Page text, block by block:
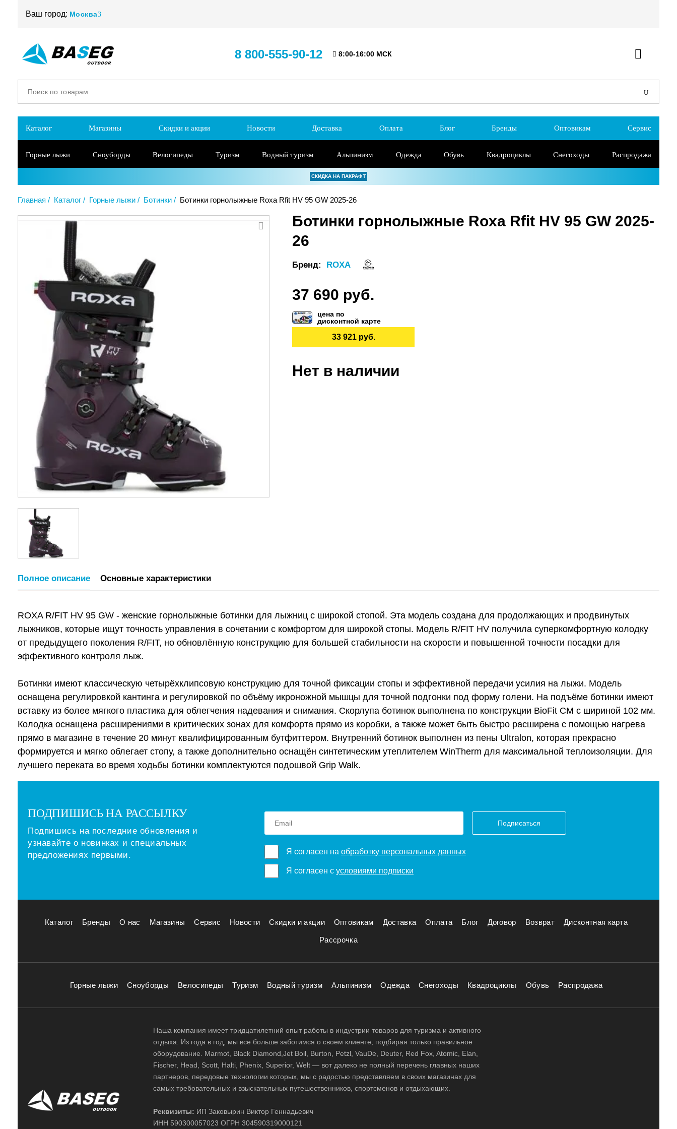
Ваш город: Москва
8 800-555-90-12 8:00-16:00 МСК
Каталог Магазины Скидки и акции Новости Доставка Оплата Блог Бренды Оптовикам Сервис
Горные лыжи Сноуборды Велосипеды Туризм Водный туризм Альпинизм Одежда Обувь Квадроциклы Снегоходы Распродажа
СКИДКА НА ПАКРАФТ
Главная Каталог Горные лыжи Ботинки Ботинки горнолыжные Roxa Rfit HV 95 GW 2025-26
Ботинки горнолыжные Roxa Rfit HV 95 GW 2025-
26
Бренд: ROXA
37 690 руб.
цена по
дисконтной карте
33 921 руб.
Нет в наличии
Полное описание Основные характеристики
ROXA R/FIT HV 95 GW - женские горнолыжные ботинки для лыжниц с широкой стопой. Эта модель создана для продолжающих и продвинутых
лыжников, которые ищут точность управления в сочетании с комфортом для широкой стопы. Модель R/FIT HV получила суперкомфортную колодку
от предыдущего поколения R/FIT, но обновлённую конструкцию для большей стабильности на скорости и повышенной точности посадки для
эффективного контроля лыж.
Ботинки имеют классическую четырёхклипсовую конструкцию для точной фиксации стопы и эффективной передачи усилия на лыжи. Модель
оснащена регулировкой кантинга и регулировкой по объёму икроножной мышцы для точной подгонки под форму голени. На подъёме ботинки имеют
вставку из более мягкого пластика для облегчения надевания и снимания. Скорлупа ботинок выполнена по конструкции BioFit CM с шириной 102 мм.
Колодка оснащена расширениями в критических зонах для комфорта прямо из коробки, а также может быть быстро расширена с помощью нагрева
прямо в магазине в течение 20 минут квалифицированным бутфиттером. Внутренний ботинок выполнен из пены Ultralon, которая прекрасно
формируется и мягко облегает стопу, а также дополнительно оснащён синтетическим утеплителем WinTherm для максимальной теплоизоляции. Для
лучшего переката во время ходьбы ботинки комплектуются подошвой Grip Walk.
ПОДПИШИСЬ НА РАССЫЛКУ
Подпишись на последние обновления и
узнавайте о новинках и специальных
предложениях первыми.
Подписаться
Я согласен на обработку персональных данных
Я согласен с условиями подписки
Каталог Бренды О нас Магазины Сервис Новости Скидки и акции Оптовикам Доставка Оплата Блог Договор Возврат Дисконтная карта
Рассрочка
Горные лыжи Сноуборды Велосипеды Туризм Водный туризм Альпинизм Одежда Снегоходы Квадроциклы Обувь Распродажа
Наша компания имеет тридцатилетний опыт работы в индустрии товаров для туризма и активного
отдыха. Из года в год, мы все больше заботимся о своем клиенте, подбирая только правильное
оборудование. Marmot, Black Diamond,Jet Boil, Burton, Petzl, VauDe, Deuter, Red Fox, Atomic, Elan,
Fischer, Head, Scott, Halti, Phenix, Superior, Welt — вот далеко не полный перечень главных наших
партнеров, передовые технологии которых, мы с радостью представляем в своих магазинах для
самых требовательных и взыскательных путешественников, спортсменов и отдыхающих.
Реквизиты: ИП Заковырин Виктор Геннадьевич
ИНН 590300057023 ОГРН 304590319000121